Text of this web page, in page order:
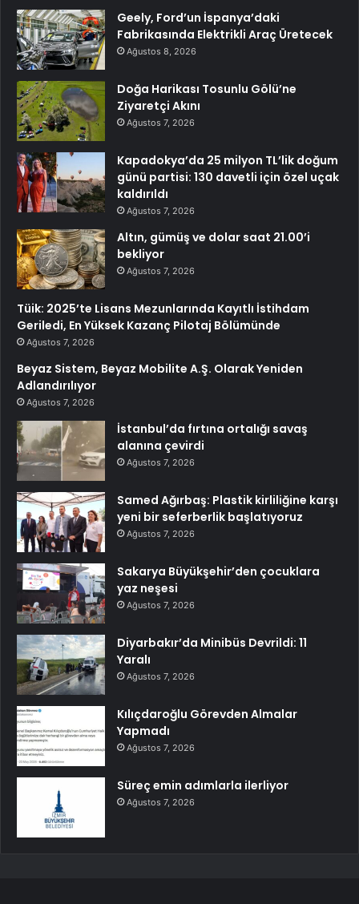
Geely, Ford’un İspanya’daki
Fabrikasında Elektrikli Araç Üretecek
Ağustos 8, 2026
Doğa Harikası Tosunlu Gölü’ne
Ziyaretçi Akını
Ağustos 7, 2026
Kapadokya’da 25 milyon TL’lik doğum
günü partisi: 130 davetli için özel uçak
kaldırıldı
Ağustos 7, 2026
Altın, gümüş ve dolar saat 21.00’i
bekliyor
Ağustos 7, 2026
Tüik: 2025’te Lisans Mezunlarında Kayıtlı İstihdam
Geriledi, En Yüksek Kazanç Pilotaj Bölümünde
Ağustos 7, 2026
Beyaz Sistem, Beyaz Mobilite A.Ş. Olarak Yeniden
Adlandırılıyor
Ağustos 7, 2026
İstanbul’da fırtına ortalığı savaş
alanına çevirdi
Ağustos 7, 2026
Samed Ağırbaş: Plastik kirliliğine karşı
yeni bir seferberlik başlatıyoruz
Ağustos 7, 2026
Sakarya Büyükşehir’den çocuklara
yaz neşesi
Ağustos 7, 2026
Diyarbakır’da Minibüs Devrildi: 11
Yaralı
Ağustos 7, 2026
Kılıçdaroğlu Görevden Almalar
Yapmadı
Ağustos 7, 2026
Süreç emin adımlarla ilerliyor
Ağustos 7, 2026